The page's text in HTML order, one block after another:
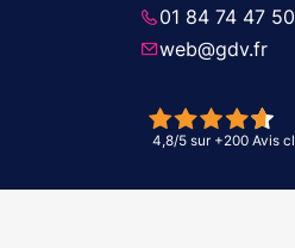
01 84 74 47 50
web@gdv.fr